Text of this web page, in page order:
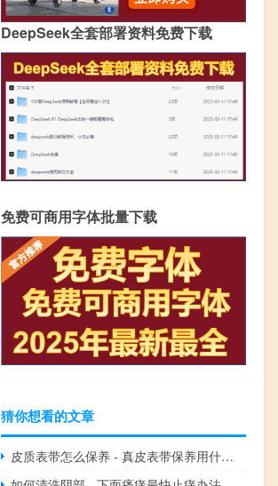
DeepSeek全套部署资料免费下载
免费可商用字体批量下载
猜你想看的文章
皮质表带怎么保养 - 真皮表带保养用什么油